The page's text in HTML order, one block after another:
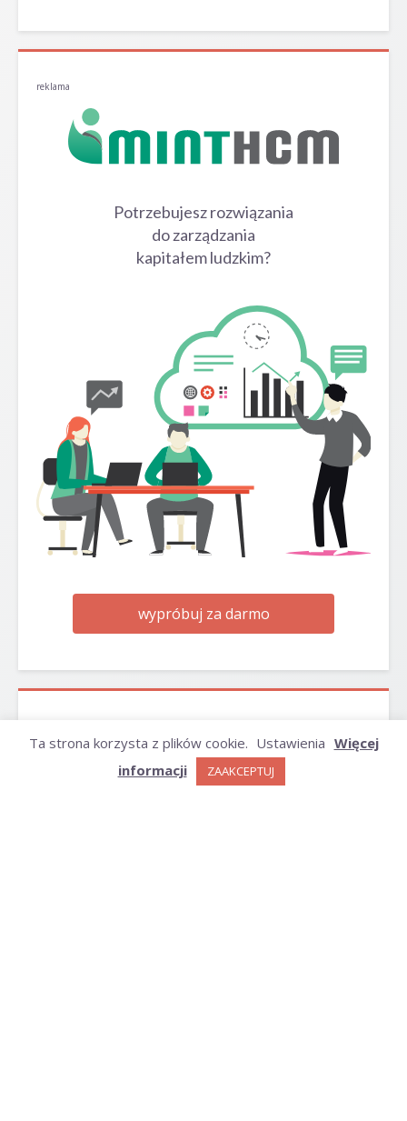
reklama
Potrzebujesz rozwiązania
do zarządzania
kapitałem ludzkim?
wypróbuj za darmo
Ta strona korzysta z plików cookie. Ustawienia Więcej
informacji
ZAAKCEPTUJ